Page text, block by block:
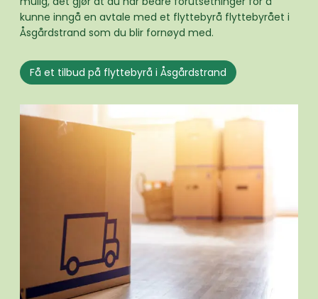
kunne inngå en avtale med et flyttebyrå flyttebyrået i
Åsgårdstrand som du blir fornøyd med.
Få et tilbud på flyttebyrå i Åsgårdstrand